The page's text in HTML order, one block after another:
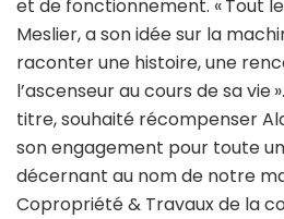
et de fonctionnement. « Tout
Meslier, a son idée sur la
raconter une histoire, une
l’ascenseur au cours de sa vie
titre, souhaité récompenser
son engagement pour toute
décernant au nom de notre
Copropriété & Travaux de la